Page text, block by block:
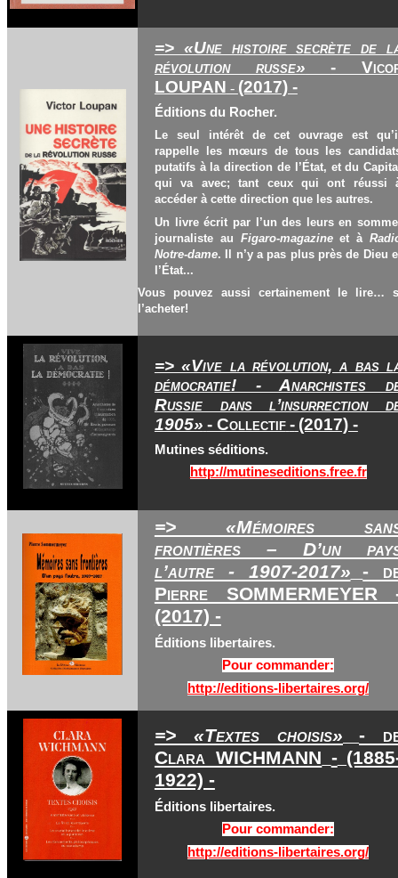
=> «Une histoire secrète de
révolution russe»
-
LOUPAN - (2017) -
Éditions du Rocher.
Le seul intérêt de cet ouvrage est
rappelle les mœurs de tous les
putatifs à la direction de l’État, et du
qui va avec; tant ceux qui ont réussi
accéder à cette direction que les autres.
Un livre écrit par l’un des leurs en
journaliste au Figaro-magazineet à
Notre-dame. Il n’y a pas plus près de Dieu
l’État...
Vous pouvez aussi certainement le lire…
l’acheter!
=> «Vive la révolution, a bas
démocratie! - Anarchistes
Russie dans l’insurrection
1905» - Collectif- (2017) -
Mutines séditions.
http://mutineseditions.free.fr
=> «Mémoires
frontières – D’un
l’autre - 1907-2017»
-
Pierre SOMMERMEYER
(2017) -
Éditions libertaires.
Pour commander:
http://editions-libertaires.org/
=> «Textes choisis»
-
Clara WICHMANN -
1922) -
Éditions libertaires.
Pour commander:
http://editions-libertaires.org/